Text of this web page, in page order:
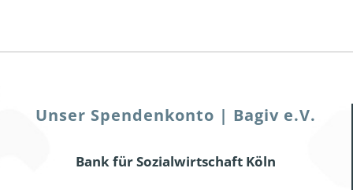
Unser Spendenkonto | Bagiv e.V.
Bank für Sozialwirtschaft Köln